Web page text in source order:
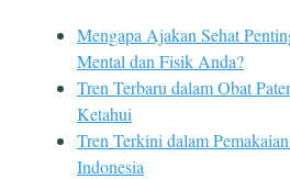
Mengapa Ajakan Sehat
Mental dan Fisik Anda?
Tren Terbaru dalam Obat
Ketahui
Tren Terkini dalam
Indonesia